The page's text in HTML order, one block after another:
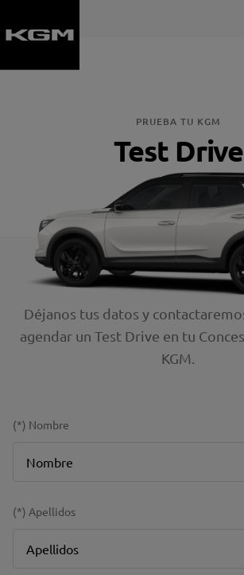
PRUEBA TU KGM
Test Drive
Déjanos tus datos y
agendar un Test Drive en tu
KGM.
(*) Nombre
(*) Apellidos